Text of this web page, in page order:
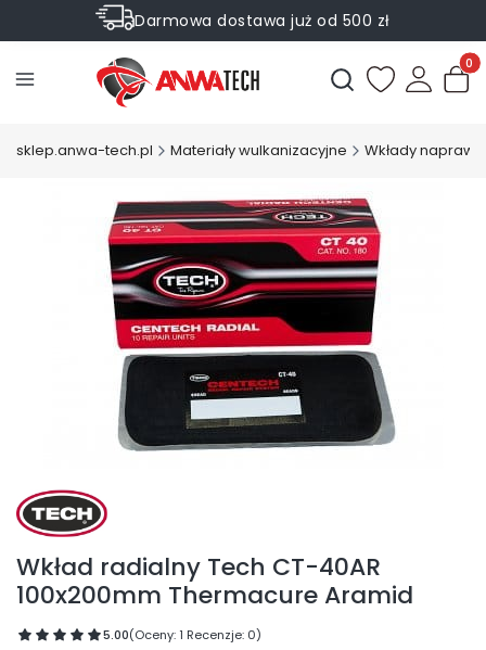
Darmowa dostawa już od 500 zł
Sprawdź Rabaty na wybrane produkty
Otwórz
sklep.anwa-tech.pl Materiały wulkanizacyjne Wkłady
Wkład radialny Tech CT-40AR
100x200mm Thermacure Aramid
5.00(Oceny: 1 Recenzje: 0)